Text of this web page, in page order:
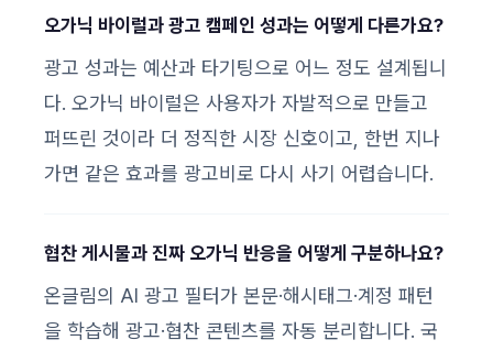
오가닉 바이럴과 광고 캠페인 성과는 어떻게 다른가요?
광고 성과는 예산과 타기팅으로 어느 정도 설계됩니
다. 오가닉 바이럴은 사용자가 자발적으로 만들고
퍼뜨린 것이라 더 정직한 시장 신호이고, 한번 지나
가면 같은 효과를 광고비로 다시 사기 어렵습니다.
협찬 게시물과 진짜 오가닉 반응을 어떻게 구분하나요?
온글림의 AI 광고 필터가 본문·해시태그·계정 패턴
을 학습해 광고·협찬 콘텐츠를 자동 분리합니다. 국